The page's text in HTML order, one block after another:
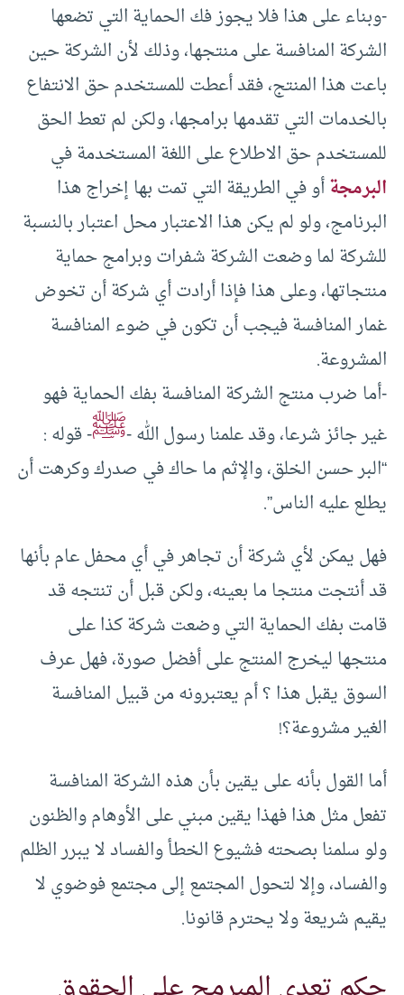
-وبناء على هذا فلا يجوز فك الحماية التي تضعها
الشركة المنافسة على منتجها، وذلك لأن الشركة حين
باعت هذا المنتج، فقد أعطت للمستخدم حق الانتفاع
بالخدمات التي تقدمها برامجها، ولكن لم تعط الحق
للمستخدم حق الاطلاع على اللغة المستخدمة في
البرمجةأو في الطريقة التي تمت بها إخراج هذا
البرنامج، ولو لم يكن هذا الاعتبار محل اعتبار بالنسبة
للشركة لما وضعت الشركة شفرات وبرامج حماية
منتجاتها، وعلى هذا فإذا أرادت أي شركة أن تخوض
غمار المنافسة فيجب أن تكون في ضوء المنافسة
المشروعة.
-أما ضرب منتج الشركة المنافسة بفك الحماية فهو
غير جائز شرعا، وقد علمنا رسول الله -ﷺ- قوله :
“البر حسن الخلق، والإثم ما حاك في صدرك وكرهت أن
يطلع عليه الناس”.
فهل يمكن لأي شركة أن تجاهر في أي محفل عام بأنها
قد أنتجت منتجا ما بعينه، ولكن قبل أن تنتجه قد
قامت بفك الحماية التي وضعت شركة كذا على
منتجها ليخرج المنتج على أفضل صورة، فهل عرف
السوق يقبل هذا ؟ أم يعتبرونه من قبيل المنافسة
الغير مشروعة؟!
أما القول بأنه على يقين بأن هذه الشركة المنافسة
تفعل مثل هذا فهذا يقين مبني على الأوهام والظنون
ولو سلمنا بصحته فشيوع الخطأ والفساد لا يبرر الظلم
والفساد، وإلا لتحول المجتمع إلى مجتمع فوضوي لا
يقيم شريعة ولا يحترم قانونا.